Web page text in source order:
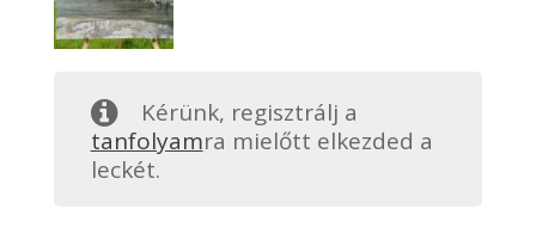
Kérünk, regisztrálj a
tanfolyamra mielőtt elkezded a
leckét.